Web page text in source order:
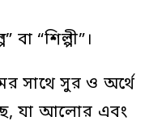
বা “শিল্পী”।
সাথে সুর ও অর্থে
যা আলোর এবং